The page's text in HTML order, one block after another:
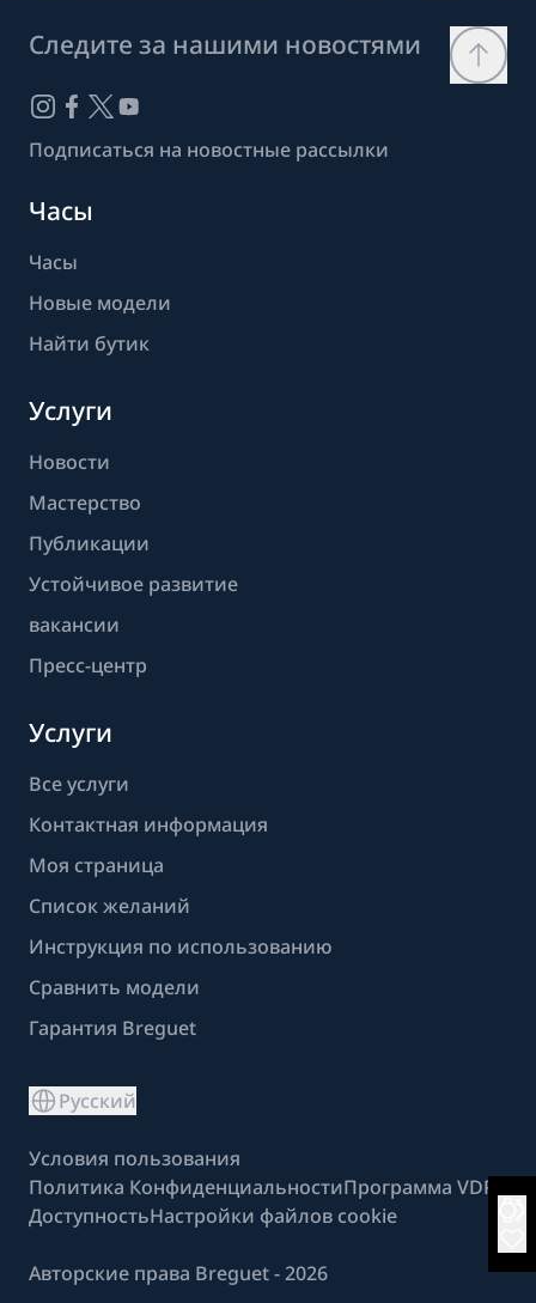
Следите за нашими новостями
Подписаться на новостные рассылки
Часы
Часы
Новые модели
Найти бутик
Услуги
Новости
Мастерство
Публикации
Устойчивое развитие
вакансии
Пресс-центр
Услуги
Все услуги
Контактная информация
Моя страница
Список желаний
Инструкция по использованию
Сравнить модели
Гарантия Breguet
Русский
Условия пользования
Политика КонфиденциальностиПрограмма VDP
ДоступностьНастройки файлов cookie
Авторские права Breguet - 2026